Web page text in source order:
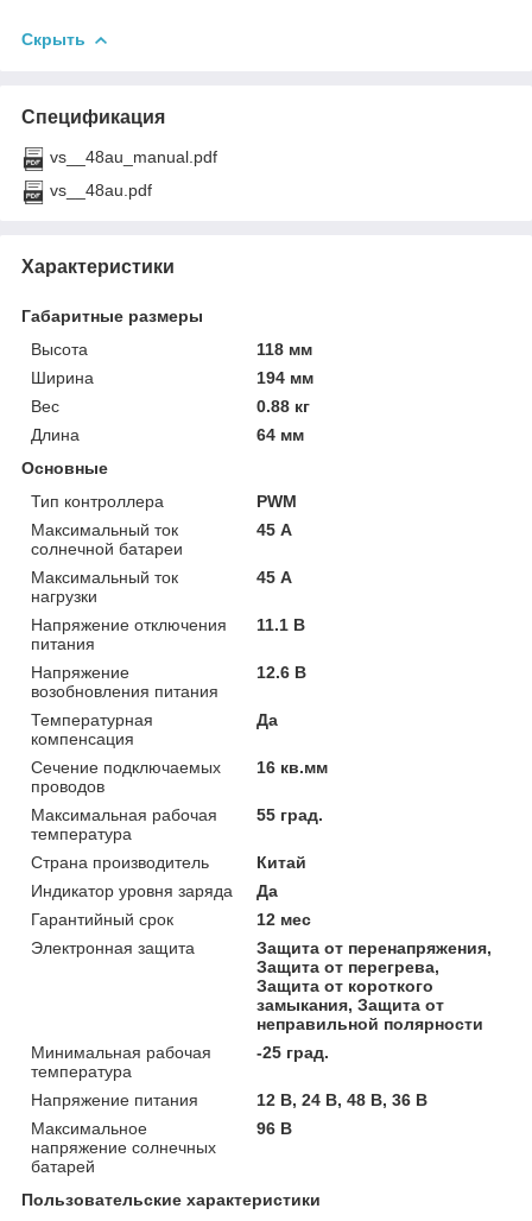
Скрыть
Спецификация
vs__48au_manual.pdf
vs__48au.pdf
Характеристики
Габаритные размеры
Высота
118 мм
Ширина
194 мм
Вес
0.88 кг
Длина
64 мм
Основные
Тип контроллера
PWM
Максимальный ток
солнечной батареи
45 А
Максимальный ток
нагрузки
45 А
Напряжение отключения
питания
11.1 В
Напряжение
возобновления питания
12.6 В
Температурная
компенсация
Да
Сечение подключаемых
проводов
16 кв.мм
Максимальная рабочая
температура
55 град.
Страна производитель
Китай
Индикатор уровня заряда
Да
Гарантийный срок
12 мес
Электронная защита
Защита от перенапряжения,
Защита от перегрева,
Защита от короткого
замыкания, Защита от
неправильной полярности
Минимальная рабочая
температура
-25 град.
Напряжение питания
12 В, 24 В, 48 В, 36 В
Максимальное
напряжение солнечных
батарей
96 В
Пользовательские характеристики